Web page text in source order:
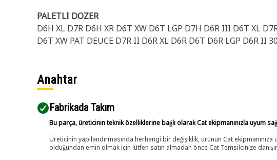
PALETLİ DOZER
D6H XL D7R D6H XR D6T XW D6T LGP D7H D6R III D6T XL
D6T XW PAT DEUCE D7R II D6R XL D6R D6T D6R LGP D6R II
Anahtar
Fabrikada Takım
Bu parça, üreticinin teknik özelliklerine bağlı olarak Cat ekipmanınızla uyum
Üreticinin yapılandırmasında herhangi bir değişiklik, ürünün Cat
olduğundan emin olmak için lütfen satın almadan önce Cat Temsilcinize